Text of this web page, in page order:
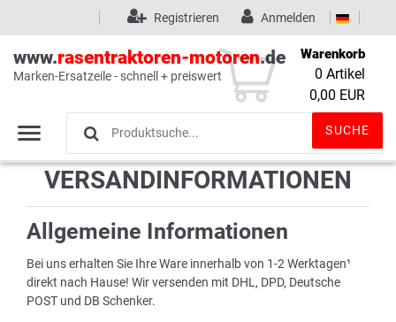
Wunschliste (0)
Anmelden
Registrieren
www.rasentraktoren-motoren.de
Marken-Ersatzeile - schnell + preiswert
SUCHE
Warenkorb
0 Artikel
0,00 EUR
VERSANDINFORMATIONEN
Allgemeine Informationen
Bei uns erhalten Sie Ihre Ware innerhalb von 1-2 Werktagen¹
direkt nach Hause! Wir versenden mit DHL, DPD, Deutsche
POST und DB Schenker.